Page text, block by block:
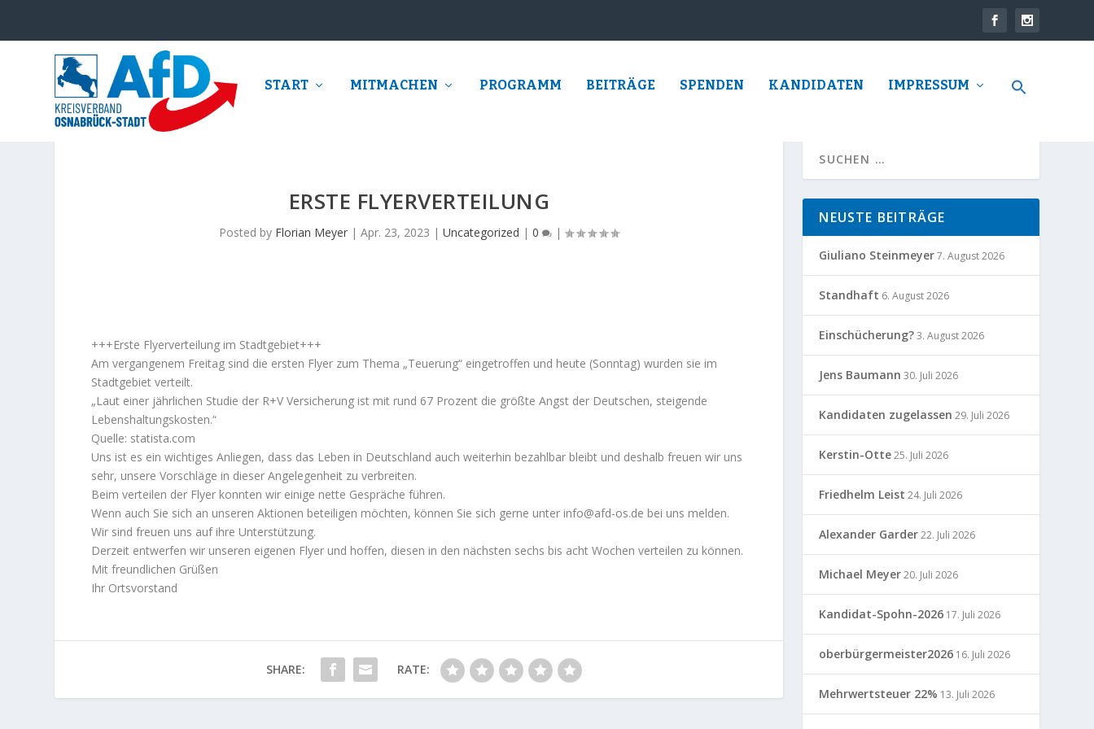
START MITMACHEN PROGRAMM BEITRÄGE SPENDEN KANDIDATEN IMPRESSUM
ERSTE FLYERVERTEILUNG
Posted by Florian Meyer |Apr. 23, 2023 |Uncategorized |0 |
+++Erste Flyerverteilung im Stadtgebiet+++
Am vergangenem Freitag sind die ersten Flyer zum Thema „Teuerung“ eingetroffen und heute (Sonntag) wurden sie im
Stadtgebiet verteilt.
„Laut einer jährlichen Studie der R+V Versicherung ist mit rund 67 Prozent die größte Angst der Deutschen, steigende
Lebenshaltungskosten.“
Quelle: statista.com
Uns ist es ein wichtiges Anliegen, dass das Leben in Deutschland auch weiterhin bezahlbar bleibt und deshalb freuen wir uns
sehr, unsere Vorschläge in dieser Angelegenheit zu verbreiten.
Beim verteilen der Flyer konnten wir einige nette Gespräche führen.
Wenn auch Sie sich an unseren Aktionen beteiligen möchten, können Sie sich gerne unter info@afd-os.de bei uns melden.
Wir sind freuen uns auf ihre Unterstützung.
Derzeit entwerfen wir unseren eigenen Flyer und hoffen, diesen in den nächsten sechs bis acht Wochen verteilen zu können.
Mit freundlichen Grüßen
Ihr Ortsvorstand
SHARE: RATE:
NEUSTE BEITRÄGE
Giuliano Steinmeyer7. August 2026
Standhaft 6. August 2026
Einschücherung?3. August 2026
Jens Baumann 30. Juli 2026
Kandidaten zugelassen 29. Juli 2026
Kerstin-Otte25. Juli 2026
Friedhelm Leist 24. Juli 2026
Alexander Garder22. Juli 2026
Michael Meyer20. Juli 2026
Kandidat-Spohn-2026 17. Juli 2026
oberbürgermeister2026 16. Juli 2026
Mehrwertsteuer 22% 13. Juli 2026